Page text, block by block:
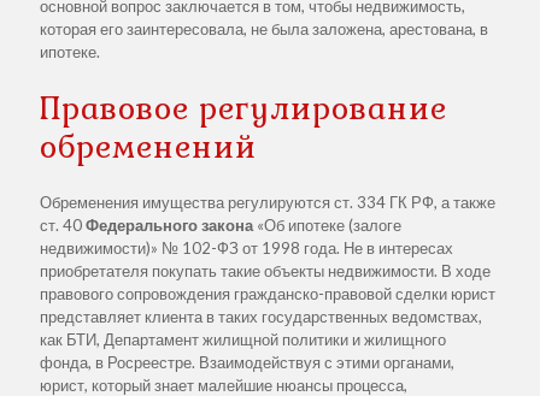
основной вопрос заключается в том, чтобы недвижимость,
которая его заинтересовала, не была заложена, арестована, в
ипотеке.
Правовое регулирование
обременений
Обременения имущества регулируются ст. 334 ГК РФ, а также
ст. 40Федеральногозакона «Об ипотеке (залоге
недвижимости)» № 102-ФЗ от 1998 года. Не в интересах
приобретателя покупать такие объекты недвижимости. В ходе
правового сопровождения гражданско-правовой сделки юрист
представляет клиента в таких государственных ведомствах,
как БТИ, Департамент жилищной политики и жилищного
фонда, в Росреестре. Взаимодействуя с этими органами,
юрист, который знает малейшие нюансы процесса,